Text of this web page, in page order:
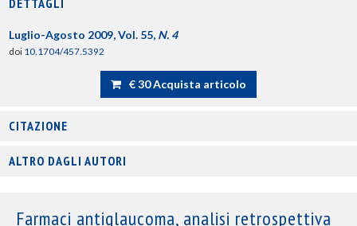
DETTAGLI
Luglio-Agosto 2009, Vol. 55, N. 4
doi 10.1704/457.5392
€ 30 Acquista articolo
CITAZIONE
ALTRO DAGLI AUTORI
Farmaci antiglaucoma, analisi retrospettiva